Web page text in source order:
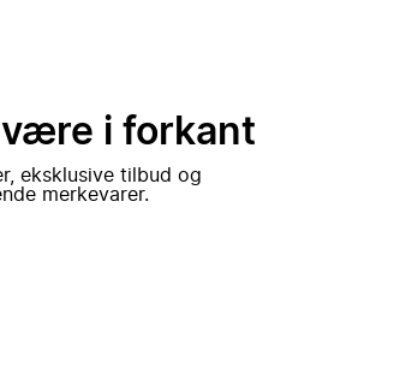
være i forkant
eksklusive tilbud og
merkevarer.